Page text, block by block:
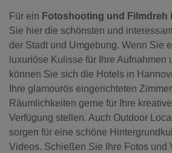
Für ein Fotoshooting und Filmdreh
Sie hier die schönsten und
der Stadt und Umgebung. Wenn Sie
luxuriöse Kulisse für Ihre Aufnahmen
können Sie sich die Hotels in
Ihre glamourös eingerichteten
Räumlichkeiten gerne für Ihre
Verfügung stellen. Auch Outdoor
sorgen für eine schöne
Videos. Schießen Sie Ihre Fotos und